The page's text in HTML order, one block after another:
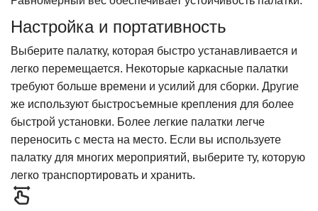
Настройка и портативность
Выберите палатку, которая быстро устанавливается и
легко перемещается. Некоторые каркасные палатки
требуют больше времени и усилий для сборки. Другие
же используют быстросъемные крепления для более
быстрой установки. Более легкие палатки легче
переносить с места на место. Если вы используете
палатку для многих мероприятий, выберите ту, которую
легко транспортировать и хранить.